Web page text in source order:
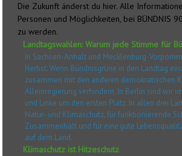
Die Zukunft änderst du hier. Alle
Personen und Möglichkeiten, bei BÜNDNIS
zu werden.
Landtagswahlen: Warum jede Stimme für
In Sachsen-Anhalt und Mecklenburg-
Herbst: Wenn Bündnisgrüne in den Landtag
zusammen mit den anderen demokratischen
Alleinregierung verhindern. In Berlin sind wir
und Linke um den ersten Platz. In allen drei
Natur- und Klimaschutz, für funktionierende
Zusammenhalt und für eine gute
auf dem Land.
Klimaschutz ist Hitzeschutz